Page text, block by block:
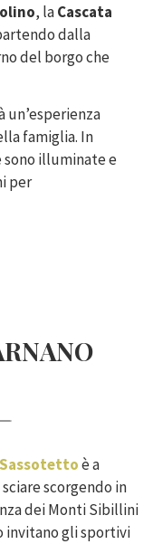
, laCascata
dalla
del borgo che
un’esperienza
famiglia. In
sono illuminate e
per
è a
scorgendo in
dei Monti Sibillini
invitano gli sportivi